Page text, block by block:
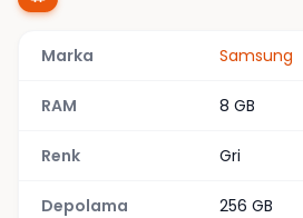
Marka Samsung
RAM 8 GB
Renk Gri
Depolama 256 GB